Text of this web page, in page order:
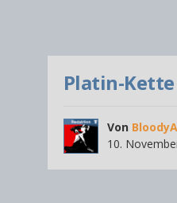
Platin-Kette
Von
10.